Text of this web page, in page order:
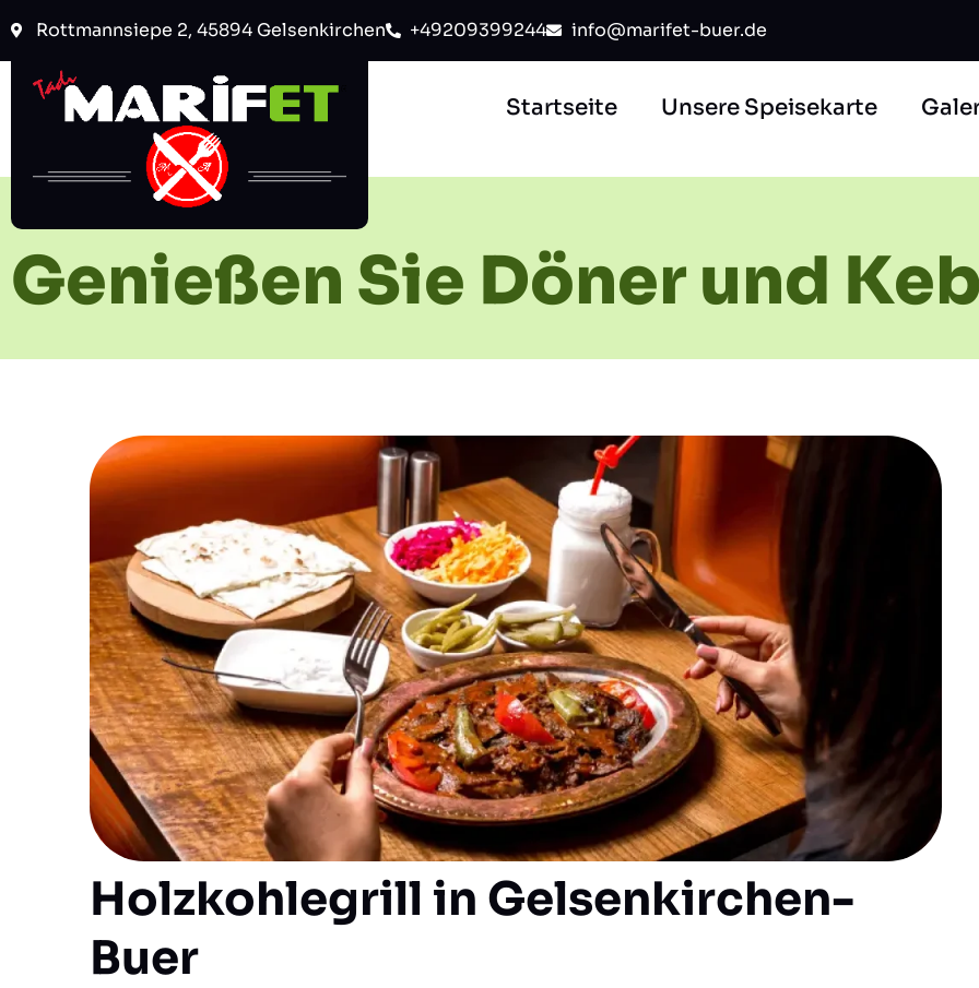
Rottmannsiepe 2, 45894 Gelsenkirchen +49209399244 info@marifet-buer.de
Startseite Unsere Speisekarte
Genießen Sie Döner und
Holzkohlegrill in Gelsenkirchen-
Buer